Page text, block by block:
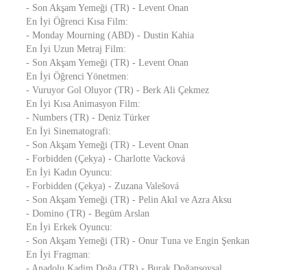
- Son Akşam Yemeği (TR) - Levent Onan
En İyi Öğrenci Kısa Film:
- Monday Mourning (ABD) - Dustin Kahia
En İyi Uzun Metraj Film:
- Son Akşam Yemeği (TR) - Levent Onan
En İyi Öğrenci Yönetmen:
- Vuruyor Gol Oluyor (TR) - Berk Ali Çekmez
En İyi Kısa Animasyon Film:
- Numbers (TR) - Deniz Türker
En İyi Sinematografi:
- Son Akşam Yemeği (TR) - Levent Onan
- Forbidden (Çekya) - Charlotte Vacková
En İyi Kadın Oyuncu:
- Forbidden (Çekya) - Zuzana Valešová
- Son Akşam Yemeği (TR) - Pelin Akıl ve Azra Aksu
- Domino (TR) - Begüm Arslan
En İyi Erkek Oyuncu:
- Son Akşam Yemeği (TR) - Onur Tuna ve Engin Şenkan
En İyi Fragman: